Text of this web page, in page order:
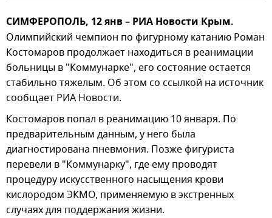
СИМФЕРОПОЛЬ, 12 янв – РИА Новости Крым.
Олимпийский чемпион по фигурному катанию Роман
Костомаров продолжает находиться в реанимации
больницы в "Коммунарке", его состояние остается
стабильно тяжелым. Об этом со ссылкой на источник
сообщает РИА Новости.
Костомаров попал в реанимацию 10 января. По
предварительным данным, у него была
диагностирована пневмония. Позже фигуриста
перевели в "Коммунарку", где ему проводят
процедуру искусственного насыщения крови
кислородом ЭКМО, применяемую в экстренных
случаях для поддержания жизни.